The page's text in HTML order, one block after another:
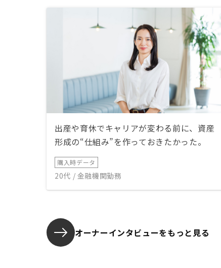
出産や育休でキャリアが変わる前に、資産
形成の“仕組み”を作っておきたかった。
購入時データ
20代 / 金融機関勤務
オーナーインタビューをもっと見る